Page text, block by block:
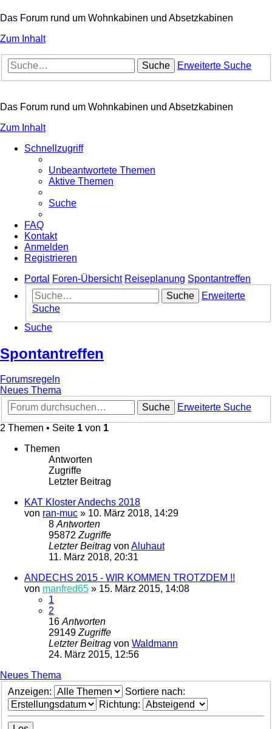
Das Forum rund um Wohnkabinen und Absetzkabinen
Zum Inhalt
Suche Erweiterte Suche
Das Forum rund um Wohnkabinen und Absetzkabinen
Zum Inhalt
Schnellzugriff
Unbeantwortete Themen
Aktive Themen
Suche
FAQ
Kontakt
Anmelden
Registrieren
Portal
Foren-Übersicht Reiseplanung Spontantreffen
Suche
Erweiterte
Suche
Suche
Spontantreffen
Forumsregeln
Neues Thema
Suche
Erweiterte Suche
2 Themen • Seite 1 von 1
Themen
Antworten
Zugriffe
Letzter Beitrag
KAT Kloster Andechs 2018
von ran-muc » 10. März 2018, 14:29
8 Antworten
95872 Zugriffe
Letzter Beitrag von Aluhaut
11. März 2018, 20:31
ANDECHS 2015 - WIR KOMMEN TROTZDEM !!
von manfred65 » 15. März 2015, 14:08
1
2
16 Antworten
29149 Zugriffe
Letzter Beitrag von Waldmann
24. März 2015, 12:56
Neues Thema
Anzeigen:
Sortiere nach:
Richtung: